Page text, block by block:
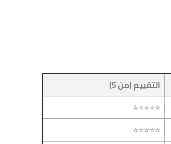
التقييم (من 5)
⭐⭐⭐⭐⭐
⭐⭐⭐⭐⭐